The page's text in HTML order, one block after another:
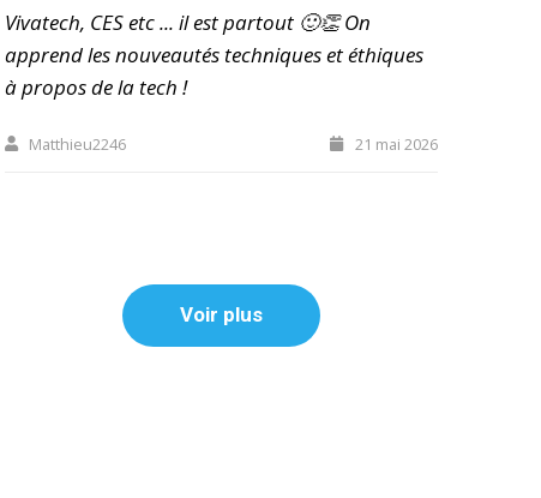
Vivatech, CES etc ... il est partout 🙂👏 On
apprend les nouveautés techniques et éthiques
à propos de la tech !
Matthieu2246 21 mai 2026
Voir plus